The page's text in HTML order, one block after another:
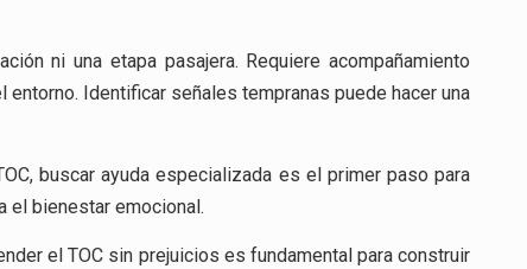
ni una etapa pasajera. Requiere acompañamiento
Identificar señales tempranas puede hacer una
buscar ayuda especializada es el primer paso para
el bienestar emocional.
el TOC sin prejuicios es fundamental para construir